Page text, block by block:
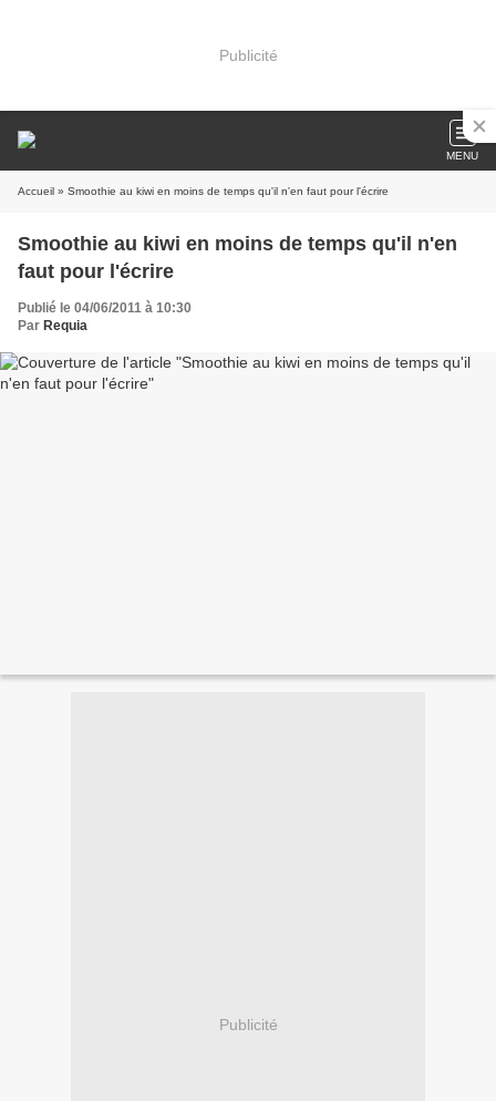
Publicité
MENU
Accueil » Smoothie au kiwi en moins de temps qu'il n'en faut pour l'écrire
Smoothie au kiwi en moins de temps qu'il n'en
faut pour l'écrire
Publié le 04/06/2011 à 10:30
Par Requia
Publicité